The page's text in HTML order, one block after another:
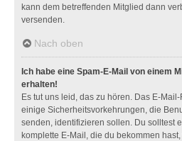
kann dem betreffenden Mitglied dann
versenden.
Nach oben
Ich habe eine Spam-E-Mail von einem
erhalten!
Es tut uns leid, das zu hören. Das E-
einige Sicherheitsvorkehrungen, die
senden, identifizieren sollen. Du solltest
komplette E-Mail, die du bekommen